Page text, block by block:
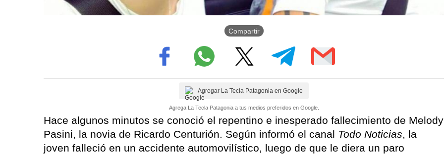
Compartir
Agregar La Tecla Patagonia en Google
Agrega La Tecla Patagonia a tus medios preferidos en Google.
Hace algunos minutos se conoció el repentino e inesperado fallecimiento de Melody
Pasini, la novia de Ricardo Centurión. Según informó el canal Todo Noticias, la
joven falleció en un accidente automovilístico, luego de que le diera un paro